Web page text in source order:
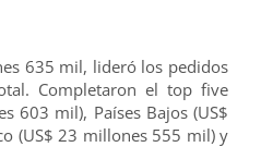
635 mil, lideró los pedidos
Completaron el top five
603 mil), Países Bajos (US$
(US$ 23 millones 555 mil) y